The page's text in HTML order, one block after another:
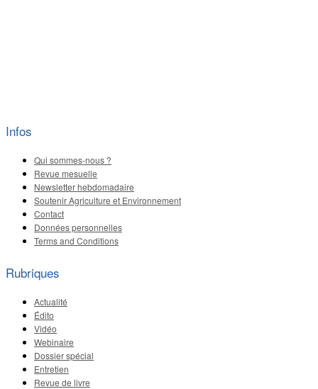
Infos
Qui sommes-nous ?
Revue mesuelle
Newsletter hebdomadaire
Soutenir Agriculture et Environnement
Contact
Données personnelles
Terms and Conditions
Rubriques
Actualité
Édito
Vidéo
Webinaire
Dossier spécial
Entretien
Revue de livre